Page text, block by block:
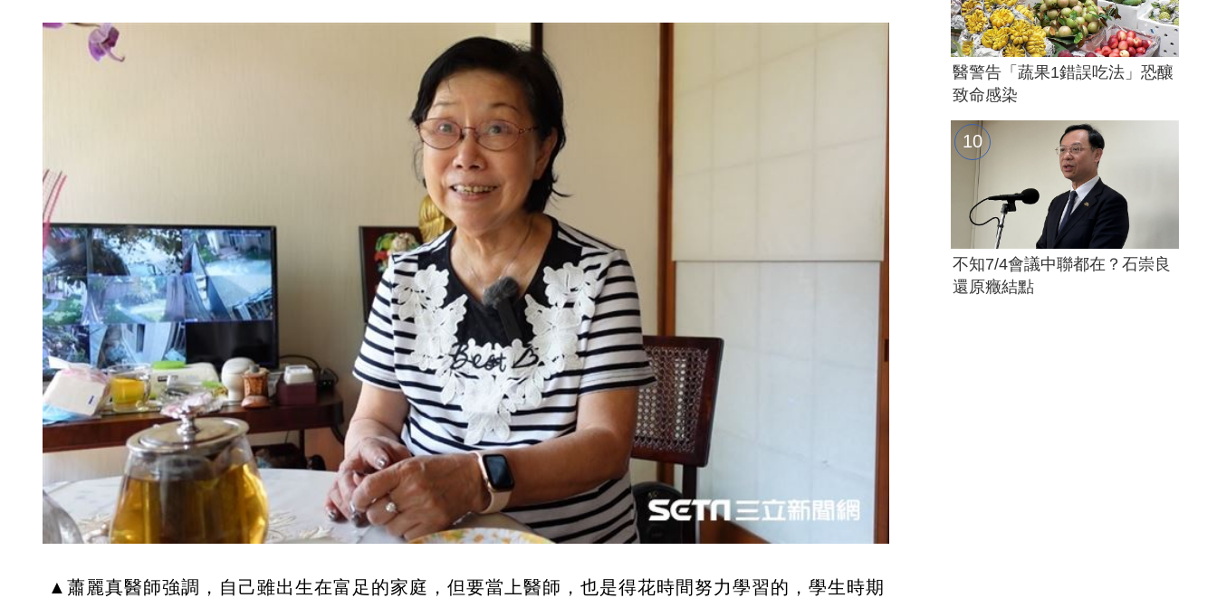
▲蕭麗真醫師強調，自己雖出生在富足的家庭，但要當上醫師，也是得花時間努力學習的，學生時期
醫警告「蔬果1錯誤吃法」恐釀
致命感染
不知7/4會議中聯都在？石崇良
還原癥結點